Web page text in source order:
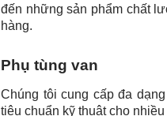
đến những sản phẩm chất
hàng.
Phụ tùng van
Chúng tôi cung cấp đa
tiêu chuẩn kỹ thuật cho